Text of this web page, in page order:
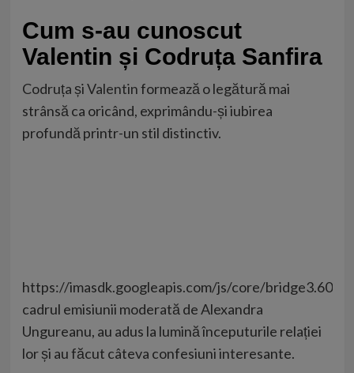
Cum s-au cunoscut
Valentin și Codruța Sanfira
Codruța șiValentinformează o legătură mai
strânsă ca oricând, exprimându-și iubirea
profundă printr-un stil distinctiv.
https://imasdk.googleapis.com/js/core/
cadrul emisiunii moderată de Alexandra
Ungureanu, au adus la lumină începuturile relației
lor și au făcut câteva confesiuni interesante.